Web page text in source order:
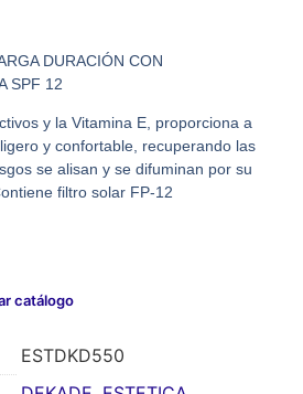
DURACIÓN CON
SPF 12
y la Vitamina E, proporciona a
y confortable, recuperando las
se alisan y se difuminan por su
filtro solar FP-12
catálogo
ESTDKD550